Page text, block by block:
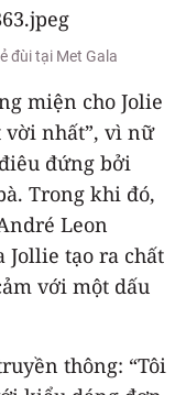
đùi tại Met Gala
miện cho Jolie
vời nhất”, vì nữ
đứng bởi
Trong khi đó,
Leon
Jollie tạo ra chất
với một dấu
thông: “Tôi